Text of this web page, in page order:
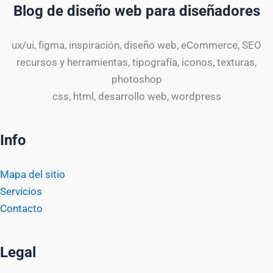
Blog de diseño web para diseñadores
ux/ui, figma, inspiración, diseño web, eCommerce, SEO
recursos y herramientas, tipografía, iconos, texturas,
photoshop
css, html, desarrollo web, wordpress
Info
Mapa del sitio
Servicios
Contacto
Legal